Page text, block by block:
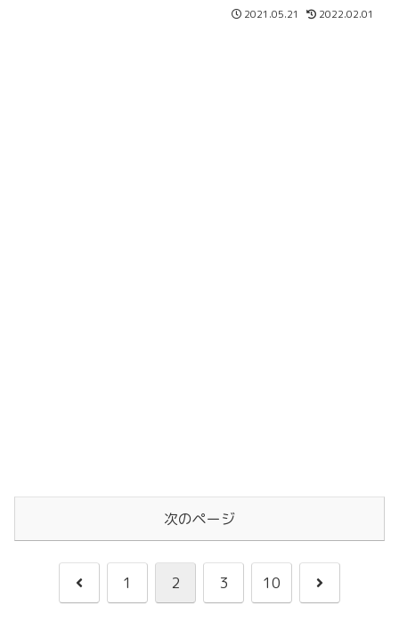
リ・コシが欲しい人や軽い仕上がりが好きな方におすすめ！
2021.05.21 2022.02.01
次のページ
前
1 2 3 10
次